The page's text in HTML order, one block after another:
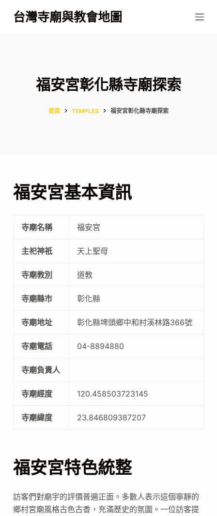
跳
至
台灣寺廟與教會地圖
福安宮彰化縣寺廟探索
首頁 TEMPLES 福安宮彰化縣寺廟探索
福安宮基本資訊
寺廟名稱 福安宮
主祀神祇 天上聖母
寺廟教別 道教
寺廟縣市 彰化縣
寺廟地址 彰化縣埤頭鄉中和村溪林路366號
寺廟電話 04-8894880
寺廟負責人
寺廟經度 120.458503723145
寺廟緯度 23.846809387207
福安宮特色統整
訪客們對廟宇的評價普遍正面。多數人表示這個寧靜的
鄉村宮廟風格古色古香，充滿歷史的氛圍。一位訪客提